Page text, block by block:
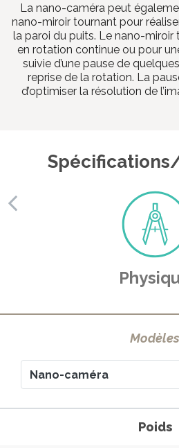
La nano-caméra peut
nano-miroir tournant pour
la paroi du puits. Le nano-
en rotation continue ou pour
suivie d’une pause de
reprise de la rotation. La
d’optimiser la résolution de
Modèles
Poids
Format
Poids
Format